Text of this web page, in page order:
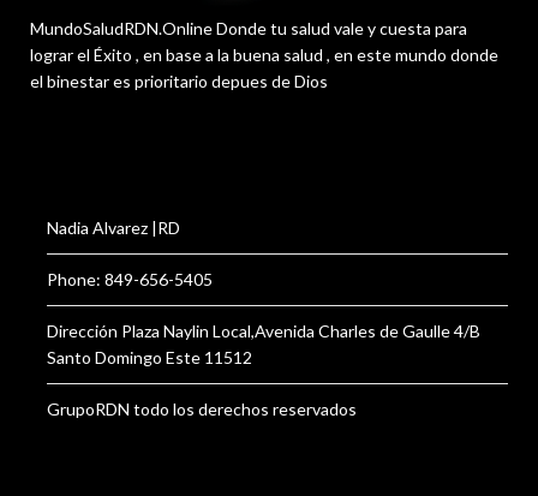
MundoSaludRDN.Online Donde tu salud vale y cuesta para
lograr el Éxito , en base a la buena salud , en este mundo donde
el binestar es prioritario depues de Dios
Nadia Alvarez |RD
Phone: 849-656-5405
Dirección Plaza Naylin Local,Avenida Charles de Gaulle 4/B
Santo Domingo Este 11512
GrupoRDN todo los derechos reservados